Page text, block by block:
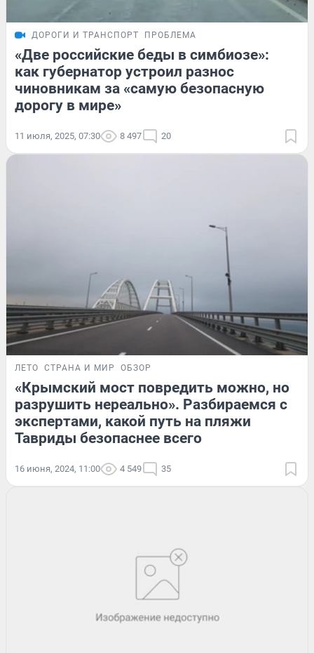
ДОРОГИ И ТРАНСПОРТ ПРОБЛЕМА
«Две российские беды в симбиозе»:
как губернатор устроил разнос
чиновникам за «самую безопасную
дорогу в мире»
11 июля, 2025, 07:30 8 497 20
ЛЕТО СТРАНА И МИР ОБЗОР
«Крымский мост повредить можно, но
разрушить нереально». Разбираемся с
экспертами, какой путь на пляжи
Тавриды безопаснее всего
16 июня, 2024, 11:00 4 549 35